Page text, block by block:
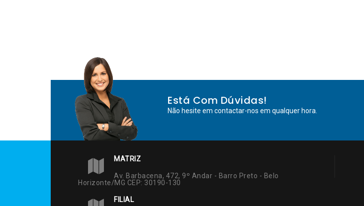
Está Com Dúvidas!
Não hesite em contactar-nos em qualquer hora.
MATRIZ
Av. Barbacena, 472, 9º Andar - Barro Preto - Belo
Horizonte/MG CEP: 30190-130
FILIAL